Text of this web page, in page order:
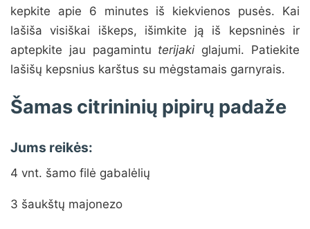
kepkite apie 6 minutes iš kiekvienos pusės. Kai
lašiša visiškai iškeps, išimkite ją iš kepsninės ir
aptepkite jau pagamintu terijaki glajumi. Patiekite
lašišų kepsnius karštus su mėgstamais garnyrais.
Šamas citrininių pipirų padaže
Jums reikės:
4 vnt. šamo filė gabalėlių
3 šaukštų majonezo